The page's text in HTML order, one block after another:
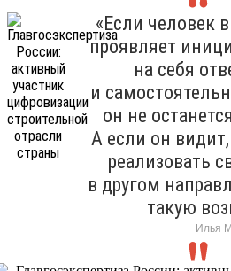
«Если человек
проявляет
на себя
и
он не
А если он
реализовать
в другом
такую
Илья